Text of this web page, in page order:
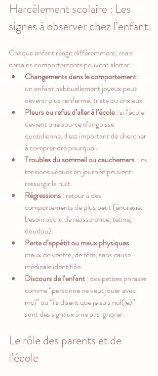
Harcèlement scolaire : Les
signes à observer chez l’enfant
Chaque enfant réagit différemment, mais
certains comportements peuvent alerter :
Changements dans le comportement :
un enfant habituellement joyeux peut
devenir plus renfermé, triste ou anxieux.
Pleurs ou refus d’aller à l’école : si l’école
devient une source d’angoisse
quotidienne, il est important de chercher
à comprendre pourquoi.
Troubles du sommeil ou cauchemars : les
tensions vécues en journée peuvent
ressurgir la nuit.
Régressions : retour à des
comportements de plus petit (énurésie,
besoin accru de réassurance, tétine,
doudou).
Perte d’appétit ou maux physiques :
maux de ventre, de tête, sans cause
médicale identifiée.
Discours de l’enfant : des petites phrases
comme “personne ne veut jouer avec
moi” ou “ils disent que je suis nul(le)”
sont des signaux à ne pas ignorer.
Le rôle des parents et de
l’école